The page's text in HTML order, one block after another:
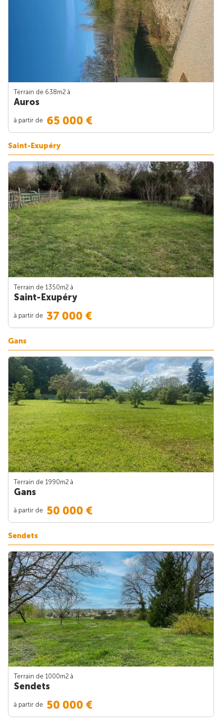
Terrain de 638m2 à
Auros
à partir de 65 000 €
Saint-Exupéry
Terrain de 1350m2 à
Saint-Exupéry
à partir de 37 000 €
Gans
Terrain de 1990m2 à
Gans
à partir de 50 000 €
Sendets
Terrain de 1000m2 à
Sendets
à partir de 50 000 €